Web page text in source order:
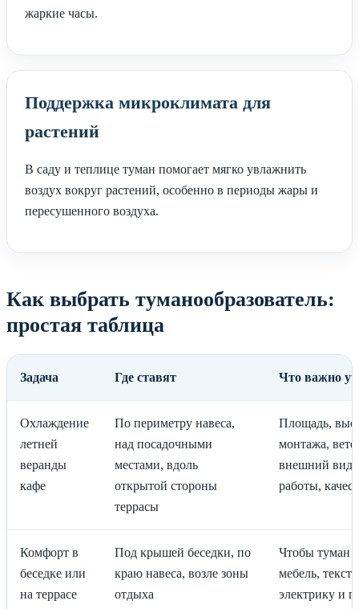
жаркие часы.
Поддержка микроклимата для
растений
В саду и теплице туман помогает мягко увлажнить
воздух вокруг растений, особенно в периоды жары и
пересушенного воздуха.
Как выбрать туманообразователь:
простая таблица
Задача Где ставят Что важно
Охлаждение
летней
веранды
кафе
По периметру навеса,
над посадочными
местами, вдоль
открытой стороны
террасы
Площадь,
монтажа,
внешний
работы,
Комфорт в
беседке или
на террасе
Под крышей беседки, по
краю навеса, возле зоны
отдыха
Чтобы туман
мебель,
электрику и